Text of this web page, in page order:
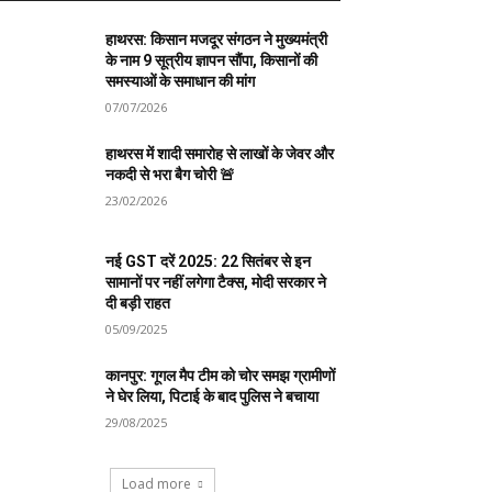
हाथरस: किसान मजदूर संगठन ने मुख्यमंत्री
के नाम 9 सूत्रीय ज्ञापन सौंपा, किसानों की
समस्याओं के समाधान की मांग
07/07/2026
हाथरस में शादी समारोह से लाखों के जेवर और
नकदी से भरा बैग चोरी 🚨
23/02/2026
नई GST दरें 2025: 22 सितंबर से इन
सामानों पर नहीं लगेगा टैक्स, मोदी सरकार ने
दी बड़ी राहत
05/09/2025
कानपुर: गूगल मैप टीम को चोर समझ ग्रामीणों
ने घेर लिया, पिटाई के बाद पुलिस ने बचाया
29/08/2025
Load more